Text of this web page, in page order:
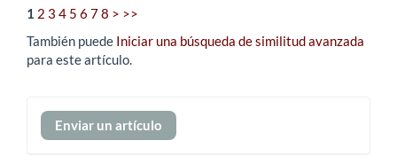
1 2 3 4 5 6 78 > >>
También puede Iniciar una búsqueda de similitud avanzada
para este artículo.
Enviar
un
Enviar un artículo